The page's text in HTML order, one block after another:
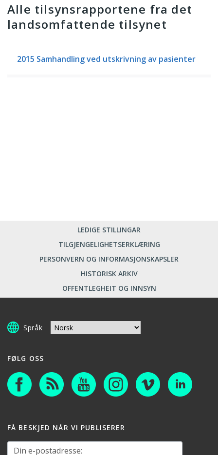
Alle tilsynsrapportene fra det
landsomfattende tilsynet
2015 Samhandling ved utskrivning av pasienter
LEDIGE STILLINGAR
TILGJENGELIGHETSERKLÆRING
PERSONVERN OG INFORMASJONSKAPSLER
HISTORISK ARKIV
OFFENTLEGHEIT OG INNSYN
Språk
FØLG OSS
FÅ BESKJED NÅR VI PUBLISERER
Din e-postadresse: